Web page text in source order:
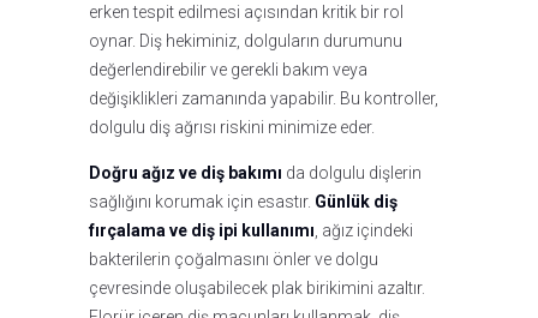
erken tespit edilmesi açısından kritik bir rol
oynar. Diş hekiminiz, dolguların durumunu
değerlendirebilir ve gerekli bakım veya
değişiklikleri zamanında yapabilir. Bu kontroller,
dolgulu diş ağrısı riskini minimize eder.
Doğru ağız ve diş bakımı da dolgulu dişlerin
sağlığını korumak için esastır. Günlük diş
fırçalama ve diş ipi kullanımı , ağız içindeki
bakterilerin çoğalmasını önler ve dolgu
çevresinde oluşabilecek plak birikimini azaltır.